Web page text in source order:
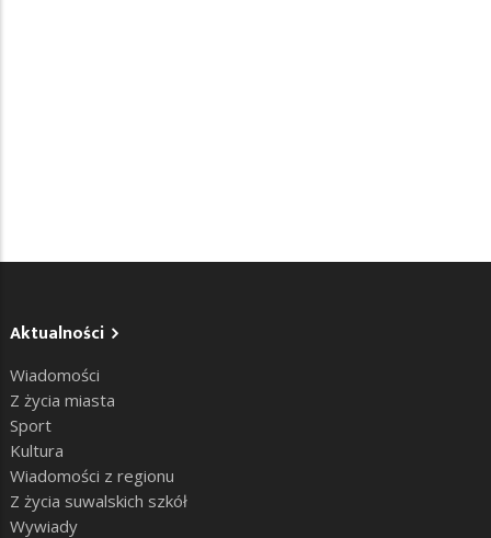
Aktualności
Wiadomości
Z życia miasta
Sport
Kultura
Wiadomości z regionu
Z życia suwalskich szkół
Wywiady